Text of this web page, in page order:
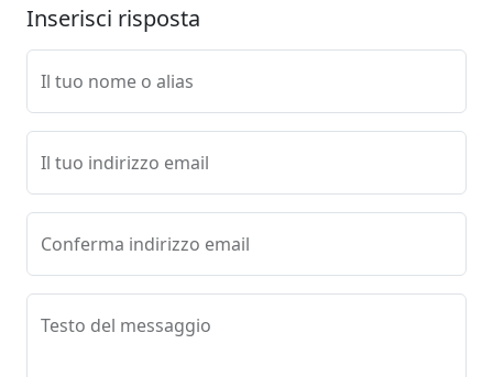
Inserisci risposta
Il tuo nome o alias
Il tuo indirizzo email
Conferma indirizzo email
Testo del messaggio